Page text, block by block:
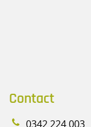
Contact
0342 224 003